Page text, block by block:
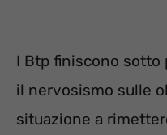
I Btp finiscono sotto
il nervosismo sulle
situazione a